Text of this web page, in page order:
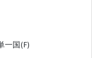
一国(F)